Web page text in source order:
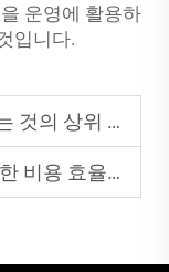
운영에 활용하
입니다.
위 3가지 이점
위한 최고의 5가지 전략